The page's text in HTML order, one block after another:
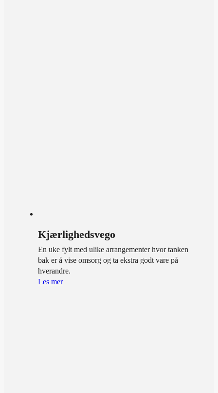
Kjærlighedsvego
En uke fylt med ulike arrangementer hvor tanken
bak er å vise omsorg og ta ekstra godt vare på
hverandre.
Les mer